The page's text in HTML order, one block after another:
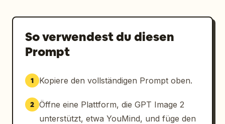
So verwendest du diesen
Prompt
1 Kopiere den vollständigen Prompt oben.
2 Öffne eine Plattform, die GPT Image 2
unterstützt, etwa YouMind, und füge den